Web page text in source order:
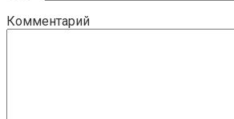
Комментарий